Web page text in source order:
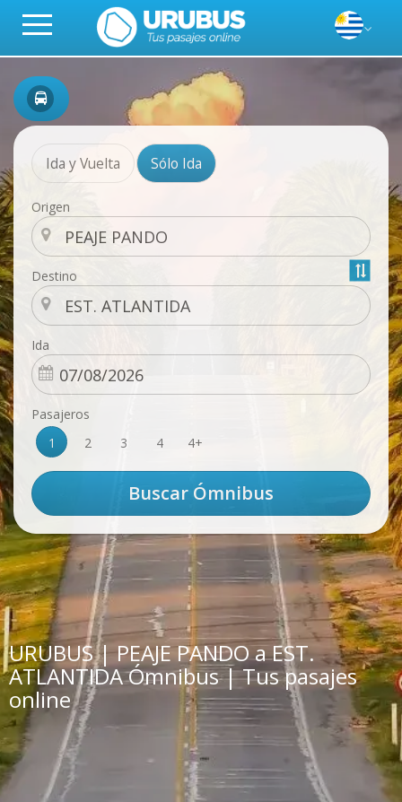
Ida y Vuelta Sólo Ida
Origen
Destino
Ida
Pasajeros
1
2 3 4 4+
URUBUS | PEAJE PANDO a EST.
ATLANTIDA Ómnibus | Tus pasajes
online